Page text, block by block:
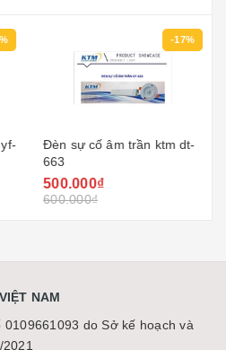
-17%
Đèn sự cố âm trần ktm dt-
663
500.000₫
600.000₫
NAM
do Sở kế hoạch và